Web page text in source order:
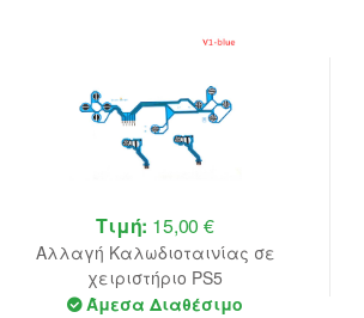
Τιμή: 15,00 €
Αλλαγή Καλωδιοταινίας σε
χειριστήριο PS5
Άμεσα Διαθέσιμο